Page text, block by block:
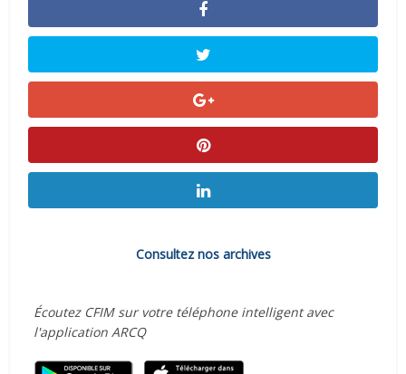
Consultez nos archives
Écoutez CFIM sur votre téléphone intelligent avec
l'application ARCQ